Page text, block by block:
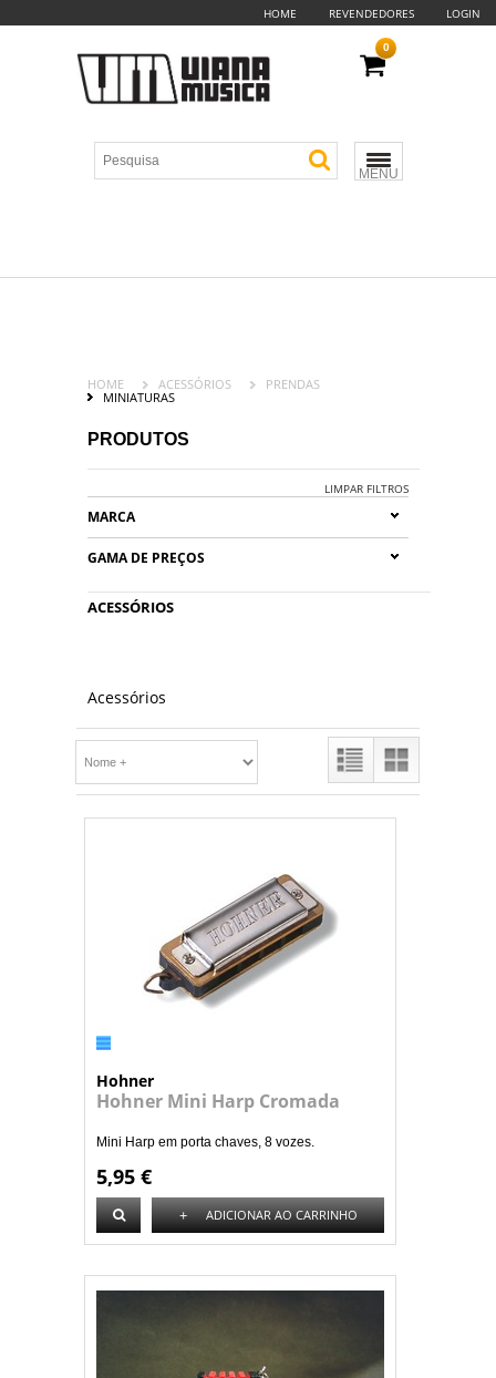
HOME REVENDEDORES LOGIN
MENU
0
HOME ACESSÓRIOS
PRENDAS
MINIATURAS
PRODUTOS
LIMPAR FILTROS
MARCA
GAMA DE PREÇOS
ACESSÓRIOS
Acessórios
Hohner
Hohner Mini Harp Cromada
Mini Harp em porta chaves, 8 vozes.
5,95 €
+ ADICIONAR AO CARRINHO